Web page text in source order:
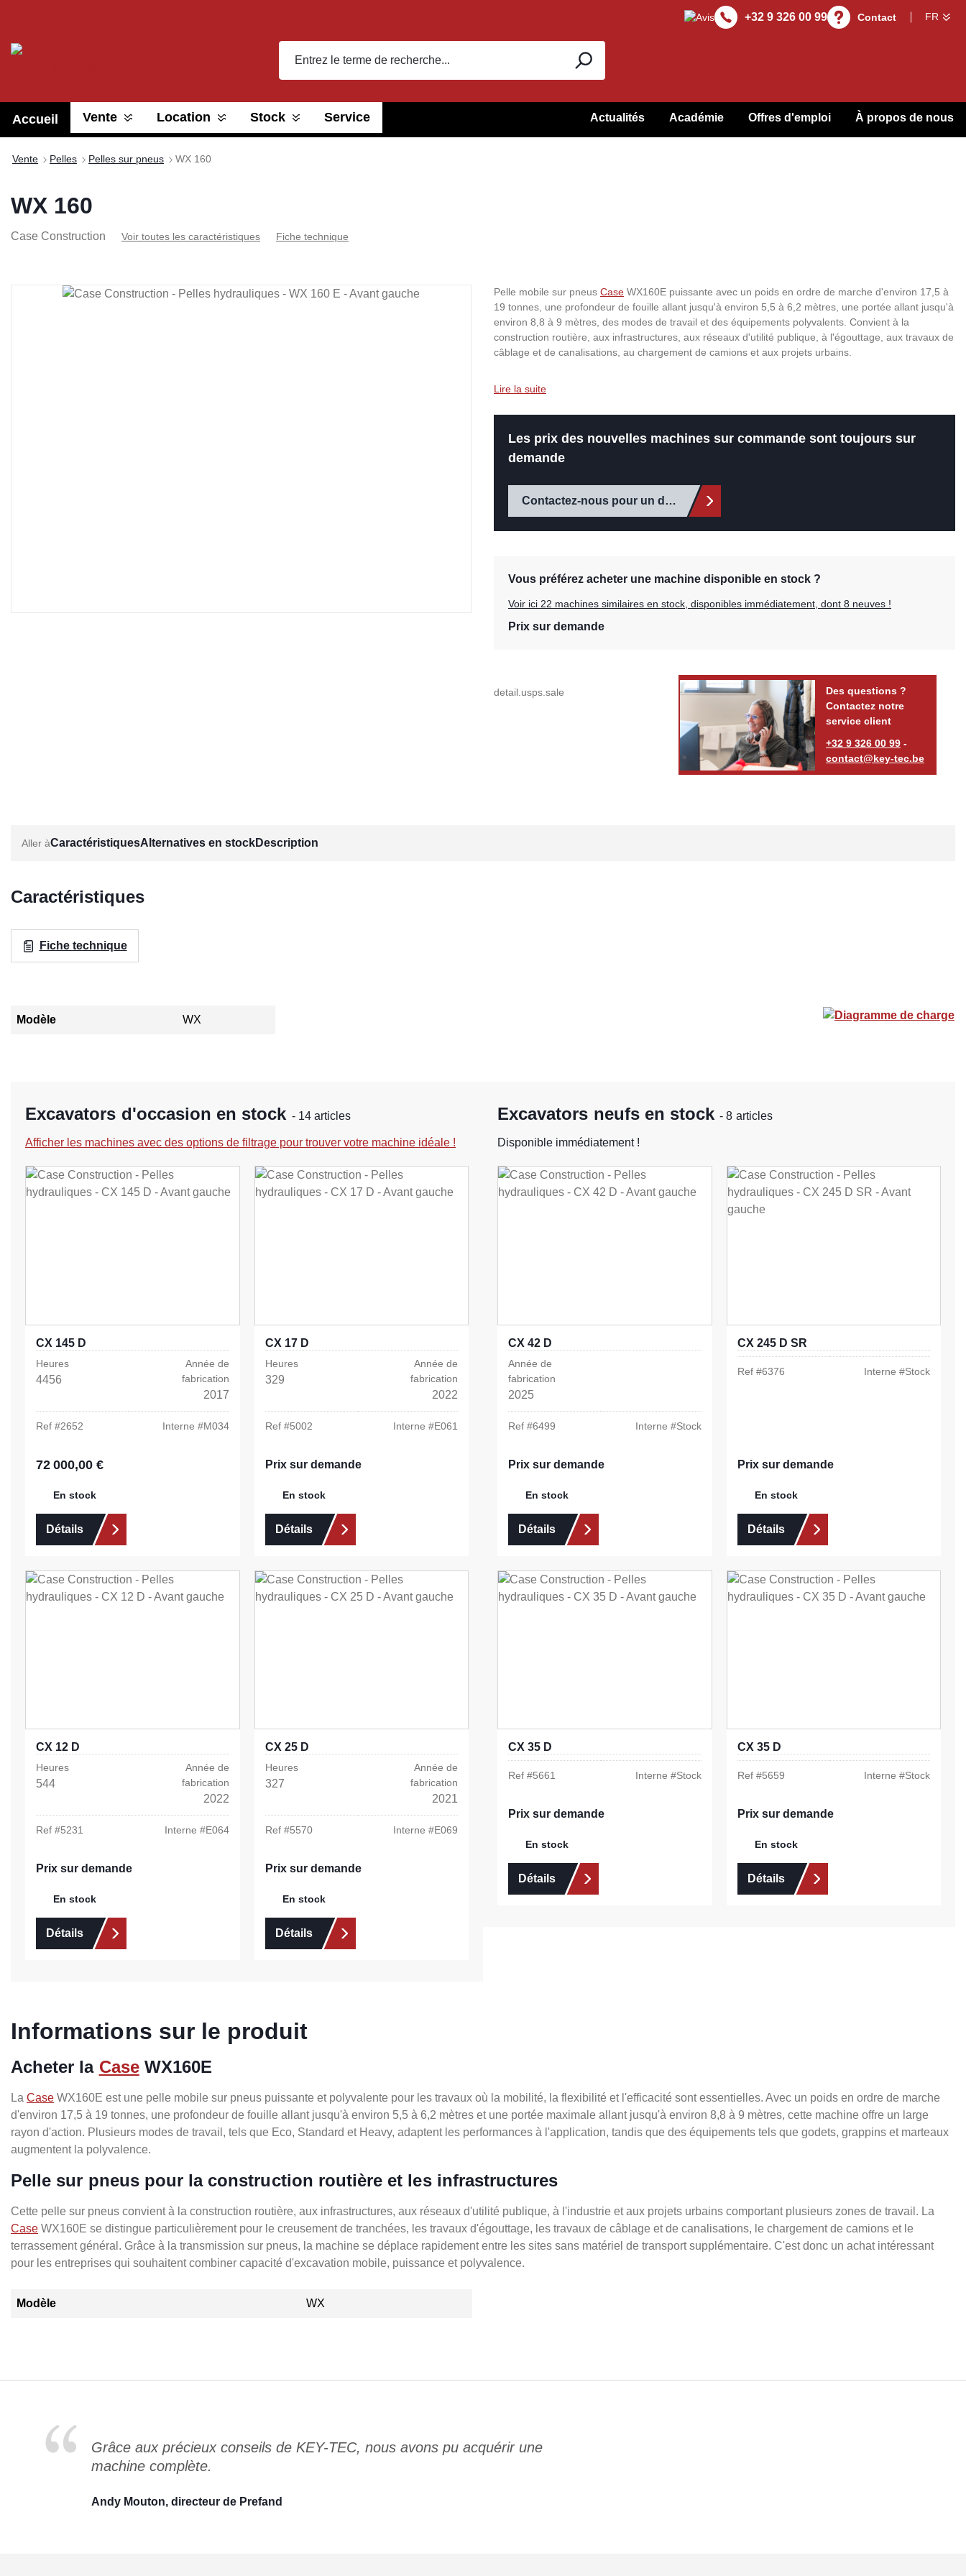
+32 9 326 00 99 Contact
Accueil Vente Location Stock Service Actualités Académie Offres d'emploi À propos de nous
Vente Pelles Pelles sur pneus WX 160
WX 160
Case Construction Voir toutes les caractéristiques Fiche technique
Ignorer la galerie d'images Pelle mobile sur pneus Case WX160E puissante avec un poids en ordre de marche d'environ 17,5 à
19 tonnes, une profondeur de fouille allant jusqu'à environ 5,5 à 6,2 mètres, une portée allant jusqu'à
environ 8,8 à 9 mètres, des modes de travail et des équipements polyvalents. Convient à la
construction routière, aux infrastructures, aux réseaux d'utilité publique, à l'égouttage, aux travaux de
câblage et de canalisations, au chargement de camions et aux projets urbains.
Lire la suite
Les prix des nouvelles machines sur commande sont toujours sur
demande
Contactez-nous pour un devis
Vous préférez acheter une machine disponible en stock ?
Voir ici 22 machines similaires en stock, disponibles immédiatement, dont 8 neuves !
Prix sur demande
detail.usps.sale
Des questions ?
Contactez notre
service client
+32 9 326 00 99-
contact@key-tec.be
CaractéristiquesAlternatives en stockDescription
Caractéristiques
Fiche technique
Modèle WX
Diagramme de charge
Excavators d'occasion en stock - 14 articles
Afficher les machines avec des options de filtrage pour trouver votre machine idéale !
CX 145 D
Heures
4456
Année de
fabrication
2017
Ref #2652 Interne #M034
Prix régulier :
72 000,00 €
En stock
Détails
CX 17 D
Heures
329
Année de
fabrication
2022
Ref #5002 Interne #E061
Prix sur demande
En stock
Détails
CX 12 D
Heures
544
Année de
fabrication
2022
Ref #5231 Interne #E064
Prix sur demande
En stock
Détails
CX 25 D
Heures
327
Année de
fabrication
2021
Ref #5570 Interne #E069
Prix sur demande
En stock
Détails
Excavators neufs en stock- 8 articles
Disponible immédiatement !
CX 42 D
Année de
fabrication
2025
Ref #6499 Interne #Stock
Prix sur demande
En stock
Détails
CX 245 D SR
Ref #6376 Interne #Stock
Prix sur demande
En stock
Détails
CX 35 D
Ref #5661 Interne #Stock
Prix sur demande
En stock
Détails
CX 35 D
Ref #5659 Interne #Stock
Prix sur demande
En stock
Détails
Informations sur le produit
Acheter la CaseWX160E
La Case WX160E est une pelle mobile sur pneus puissante et polyvalente pour les travaux où la mobilité, la flexibilité et l'efficacité sont essentielles. Avec un poids en ordre de marche
d'environ 17,5 à 19 tonnes, une profondeur de fouille allant jusqu'à environ 5,5 à 6,2 mètres et une portée maximale allant jusqu'à environ 8,8 à 9 mètres, cette machine offre un large
rayon d'action. Plusieurs modes de travail, tels que Eco, Standard et Heavy, adaptent les performances à l'application, tandis que des équipements tels que godets, grappins et marteaux
augmentent la polyvalence.
Pelle sur pneus pour la construction routière et les infrastructures
Cette pelle sur pneus convient à la construction routière, aux infrastructures, aux réseaux d'utilité publique, à l'industrie et aux projets urbains comportant plusieurs zones de travail. La
Case WX160E se distingue particulièrement pour le creusement de tranchées, les travaux d'égouttage, les travaux de câblage et de canalisations, le chargement de camions et le
terrassement général. Grâce à la transmission sur pneus, la machine se déplace rapidement entre les sites sans matériel de transport supplémentaire. C'est donc un achat intéressant
pour les entreprises qui souhaitent combiner capacité d'excavation mobile, puissance et polyvalence.
Modèle WX
Grâce aux précieux conseils de KEY-TEC, nous avons pu acquérir une
machine complète.
Andy Mouton, directeur de Prefand